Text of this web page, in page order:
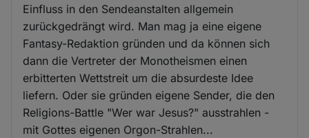
Einfluss in den Sendeanstalten allgemein
zurückgedrängt wird. Man mag ja eine eigene
Fantasy-Redaktion gründen und da können sich
dann die Vertreter der Monotheismen einen
erbitterten Wettstreit um die absurdeste Idee
liefern. Oder sie gründen eigene Sender, die den
Religions-Battle "Wer war Jesus?" ausstrahlen -
mit Gottes eigenen Orgon-Strahlen...